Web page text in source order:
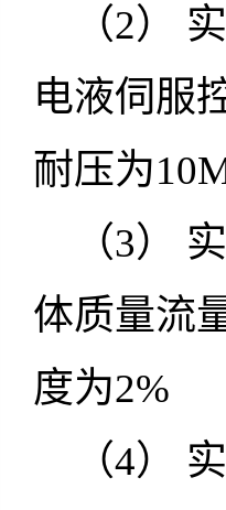
（2）
电液伺服
耐压为
（3）
体质量流
度为2%
（4）